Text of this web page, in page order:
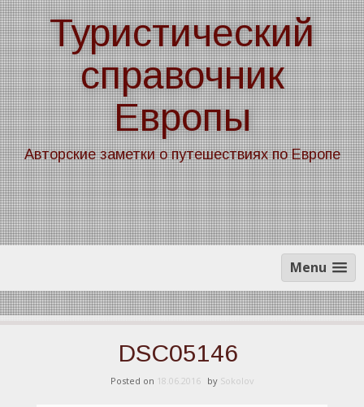
Skip
to
content
Туристический
справочник
Европы
Авторские заметки о путешествиях по Европе
Menu
DSC05146
Posted on 18.06.2016 by Sokolov